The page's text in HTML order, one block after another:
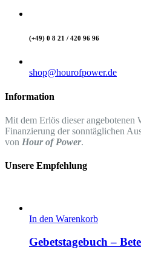
(+49) 0 8 21 / 420 96 96
shop@hourofpower.de
Information
Mit dem Erlös dieser angebotenen
Finanzierung der sonntäglichen
von Hour of Power.
Unsere Empfehlung
In den Warenkorb
Gebetstagebuch –